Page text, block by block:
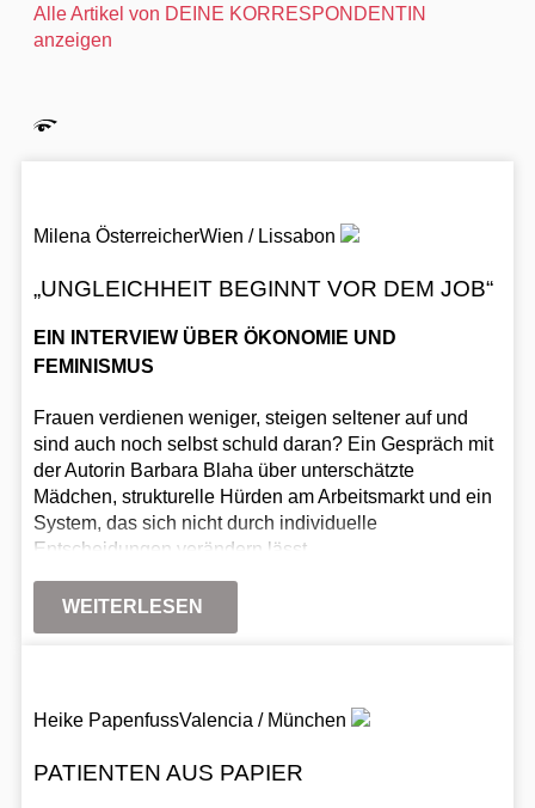
Alle Artikel von DEINE KORRESPONDENTIN
anzeigen
Milena ÖsterreicherWien / Lissabon
„UNGLEICHHEIT BEGINNT VOR DEM JOB“
EIN INTERVIEW ÜBER ÖKONOMIE UND
FEMINISMUS
Frauen verdienen weniger, steigen seltener auf und
sind auch noch selbst schuld daran? Ein Gespräch mit
der Autorin Barbara Blaha über unterschätzte
Mädchen, strukturelle Hürden am Arbeitsmarkt und ein
System, das sich nicht durch individuelle
Entscheidungen verändern lässt.
WEITERLESEN
Heike PapenfussValencia / München
PATIENTEN AUS PAPIER